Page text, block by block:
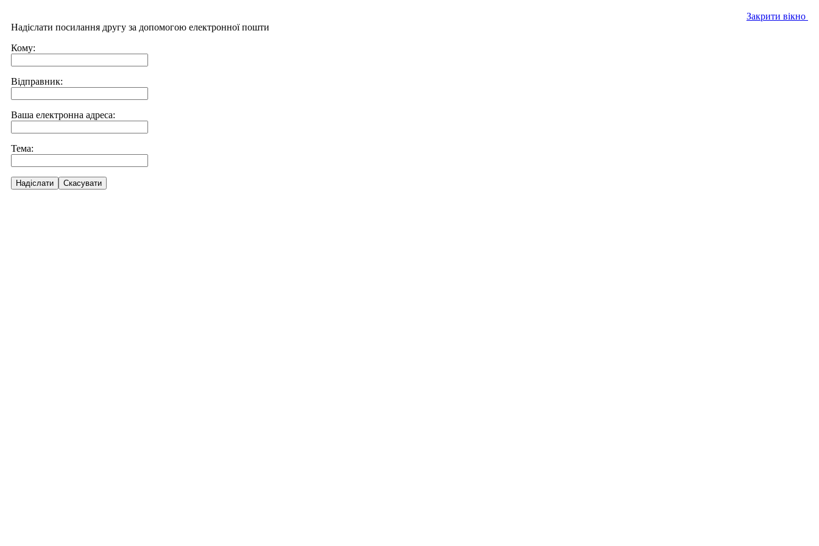
Закрити вікно
Надіслати посилання другу за допомогою електронної пошти
Кому:
Відправник:
Ваша електронна адреса:
Тема:
Надіслати Скасувати